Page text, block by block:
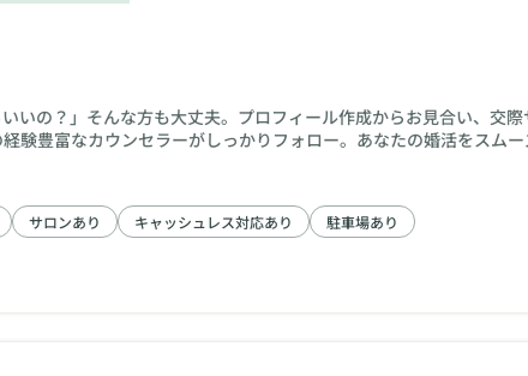
いいの？」そんな方も大丈夫。プロフィール作成からお見合い、交際
験豊富なカウンセラーがしっかりフォロー。あなたの婚活をスム
サロンあり キャッシュレス対応あり
駐車場あり